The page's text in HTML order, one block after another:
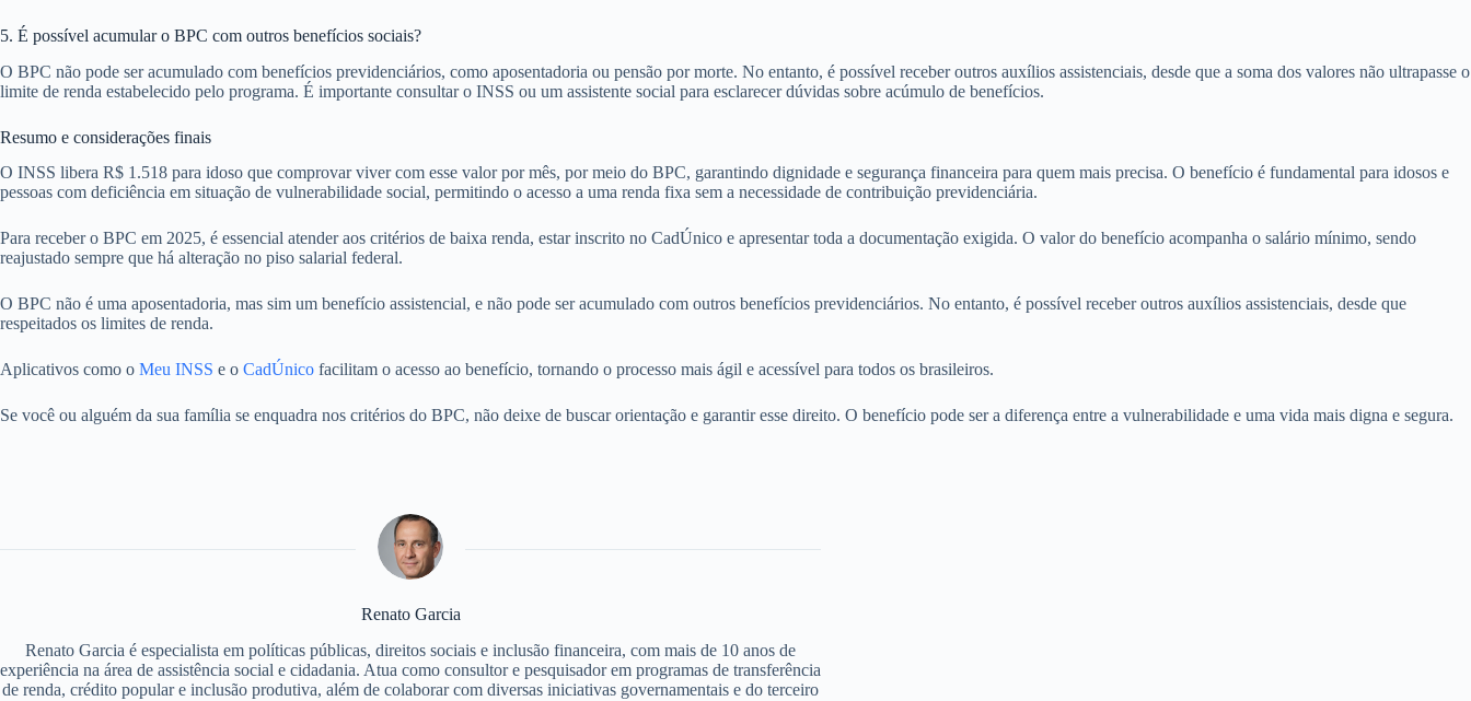
5. É possível acumular o BPC com outros benefícios sociais?
O BPC não pode ser acumulado com benefícios previdenciários, como aposentadoria ou pensão por morte. No entanto, é possível receber outros auxílios assistenciais, desde que a soma dos valores não ultrapasse o
limite de renda estabelecido pelo programa. É importante consultar o INSS ou um assistente social para esclarecer dúvidas sobre acúmulo de benefícios.
Resumo e considerações finais
O INSS libera R$ 1.518 para idoso que comprovar viver com esse valor por mês, por meio do BPC, garantindo dignidade e segurança financeira para quem mais precisa. O benefício é fundamental para idosos e
pessoas com deficiência em situação de vulnerabilidade social, permitindo o acesso a uma renda fixa sem a necessidade de contribuição previdenciária.
Para receber o BPC em 2025, é essencial atender aos critérios de baixa renda, estar inscrito no CadÚnico e apresentar toda a documentação exigida. O valor do benefício acompanha o salário mínimo, sendo
reajustado sempre que há alteração no piso salarial federal.
O BPC não é uma aposentadoria, mas sim um benefício assistencial, e não pode ser acumulado com outros benefícios previdenciários. No entanto, é possível receber outros auxílios assistenciais, desde que
respeitados os limites de renda.
Aplicativos como o Meu INSS e o CadÚnico facilitam o acesso ao benefício, tornando o processo mais ágil e acessível para todos os brasileiros.
Se você ou alguém da sua família se enquadra nos critérios do BPC, não deixe de buscar orientação e garantir esse direito. O benefício pode ser a diferença entre a vulnerabilidade e uma vida mais digna e segura.
Renato Garcia
Renato Garcia é especialista em políticas públicas, direitos sociais e inclusão financeira, com mais de 10 anos de
experiência na área de assistência social e cidadania. Atua como consultor e pesquisador em programas de transferência
de renda, crédito popular e inclusão produtiva, além de colaborar com diversas iniciativas governamentais e do terceiro